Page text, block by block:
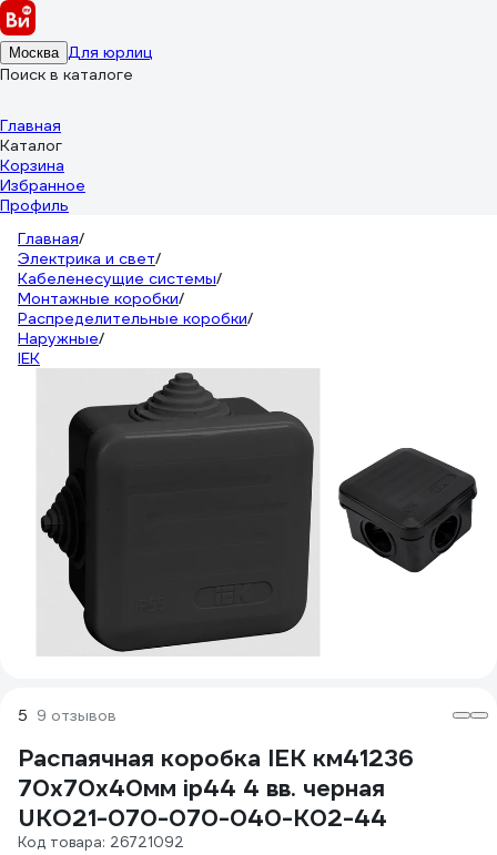
Москва Для юрлиц
Поиск в каталоге
Главная
Каталог
Корзина
Избранное
Профиль
Главная/
Электрика и свет/
Кабеленесущие системы/
Монтажные коробки/
Распределительные коробки/
Наружные/
IEK
5 9 отзывов
Распаячная коробка IEK км41236
70x70x40мм ip44 4 вв. черная
UKO21-070-070-040-K02-44
Код товара: 26721092